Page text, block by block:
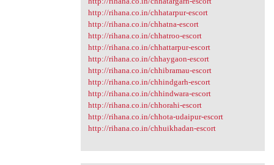
http://rihana.co.in/chhatarpur-escort
http://rihana.co.in/chhatna-escort
http://rihana.co.in/chhatroo-escort
http://rihana.co.in/chhattarpur-escort
http://rihana.co.in/chhaygaon-escort
http://rihana.co.in/chhibramau-escort
http://rihana.co.in/chhindgarh-escort
http://rihana.co.in/chhindwara-escort
http://rihana.co.in/chhorahi-escort
http://rihana.co.in/chhota-udaipur-escort
http://rihana.co.in/chhuikhadan-escort